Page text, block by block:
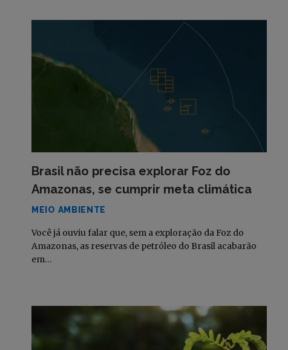
Brasil não precisa explorar Foz do
Amazonas, se cumprir meta climática
MEIO AMBIENTE
Você já ouviu falar que, sem a exploração da Foz do
Amazonas, as reservas de petróleo do Brasil acabarão
em…